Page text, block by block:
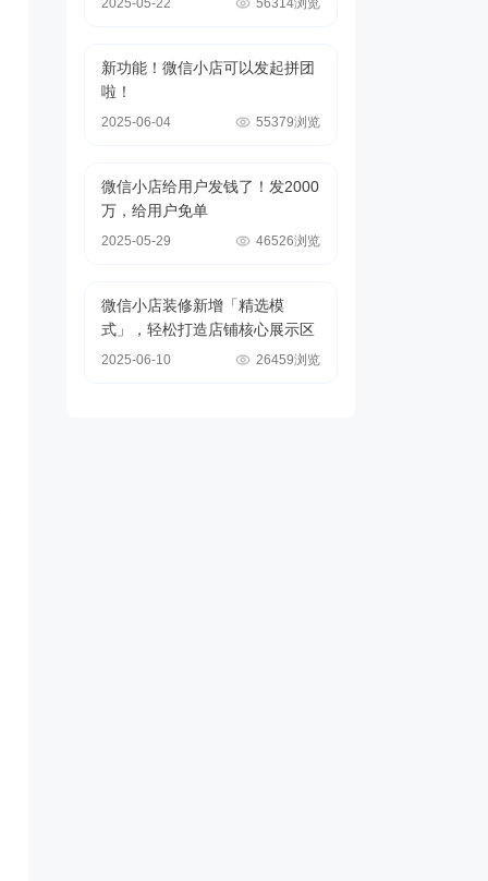
2025-05-22 56314浏览
新功能！微信小店可以发起拼团
啦！
2025-06-04 55379浏览
微信小店给用户发钱了！发2000
万，给用户免单
2025-05-29 46526浏览
微信小店装修新增「精选模
式」，轻松打造店铺核心展示区
2025-06-10 26459浏览